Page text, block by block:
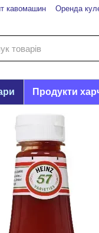
кавомашин Оренда
Продукти